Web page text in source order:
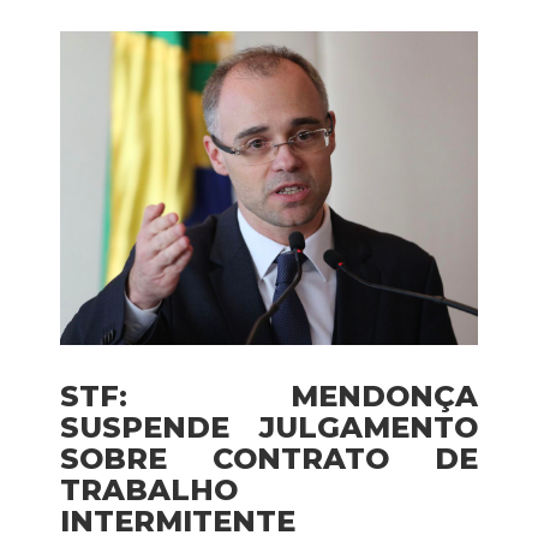
STF: MENDONÇA
SUSPENDE JULGAMENTO
SOBRE CONTRATO DE
TRABALHO
INTERMITENTE